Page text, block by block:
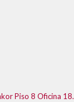
Piso 8 Oficina